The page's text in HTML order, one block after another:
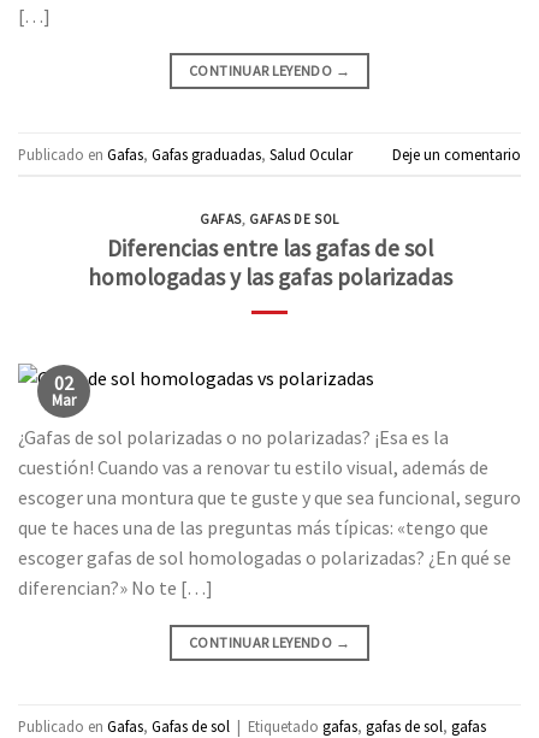
[…]
CONTINUAR LEYENDO →
Publicado en Gafas, Gafas graduadas, Salud Ocular Deje un comentario
GAFAS, GAFAS DE SOL
Diferencias entre las gafas de sol
homologadas y las gafas polarizadas
02
Mar
¿Gafas de sol polarizadas o no polarizadas? ¡Esa es la
cuestión! Cuando vas a renovar tu estilo visual, además de
escoger una montura que te guste y que sea funcional, seguro
que te haces una de las preguntas más típicas: «tengo que
escoger gafas de sol homologadas o polarizadas? ¿En qué se
diferencian?» No te […]
CONTINUAR LEYENDO →
Publicado en Gafas, Gafas de sol | Etiquetado gafas, gafas de sol, gafas